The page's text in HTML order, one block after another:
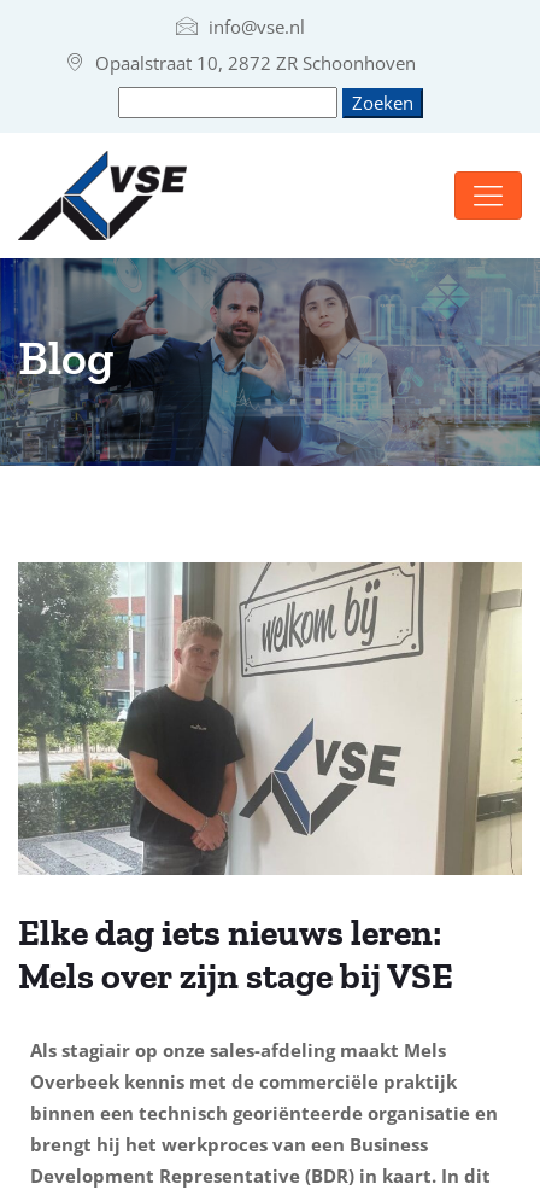
info@vse.nl
Opaalstraat 10, 2872 ZR Schoonhoven
Blog
Elke dag iets nieuws leren:
Mels over zijn stage bij VSE
Als stagiair op onze sales-afdeling maakt Mels
Overbeek kennis met de commerciële praktijk
binnen een technisch georiënteerde organisatie en
brengt hij het werkproces van een Business
Development Representative (BDR) in kaart. In dit